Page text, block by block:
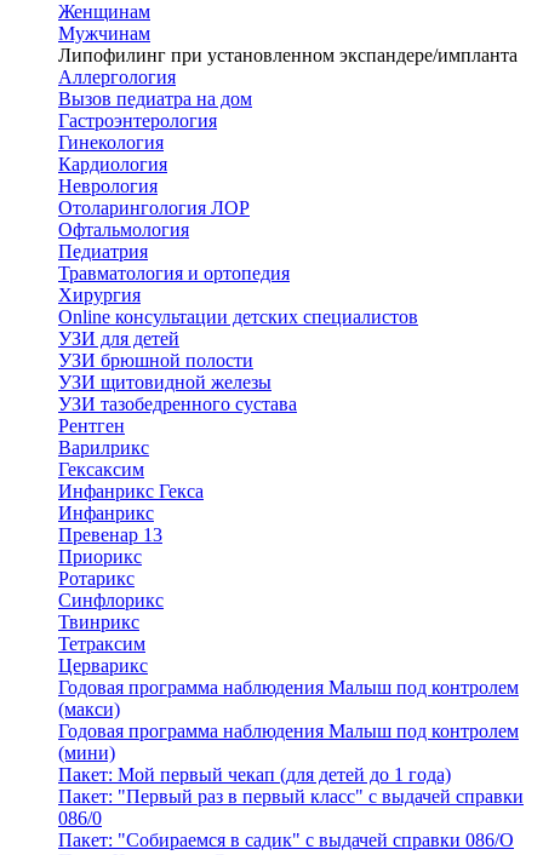
Женщинам
Мужчинам
Липофилинг при установленном экспандере/импланта
Аллергология
Вызов педиатра на дом
Гастроэнтерология
Гинекология
Кардиология
Неврология
Отоларингология ЛОР
Офтальмология
Педиатрия
Травматология и ортопедия
Хирургия
Online консультации детских специалистов
УЗИ для детей
УЗИ брюшной полости
УЗИ щитовидной железы
УЗИ тазобедренного сустава
Рентген
Варилрикс
Гексаксим
Инфанрикс Гекса
Инфанрикс
Превенар 13
Приорикс
Ротарикс
Синфлорикс
Твинрикс
Тетраксим
Церварикс
Годовая программа наблюдения Малыш под контролем
(макси)
Годовая программа наблюдения Малыш под контролем
(мини)
Пакет: Мой первый чекап (для детей до 1 года)
Пакет: "Первый раз в первый класс" с выдачей справки
086/0
Пакет: "Собираемся в садик" с выдачей справки 086/О